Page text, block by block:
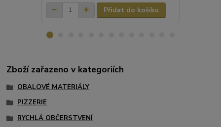
Přidat do košíku
Zboží zařazeno v kategoriích
OBALOVÉ MATERIÁLY
PIZZERIE
RYCHLÁ OBČERSTVENÍ